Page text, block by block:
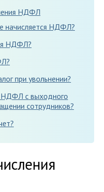
НДФЛ
начисляется НДФЛ?
НДФЛ?
при увольнении?
НДФЛ с выходного
сотрудников?